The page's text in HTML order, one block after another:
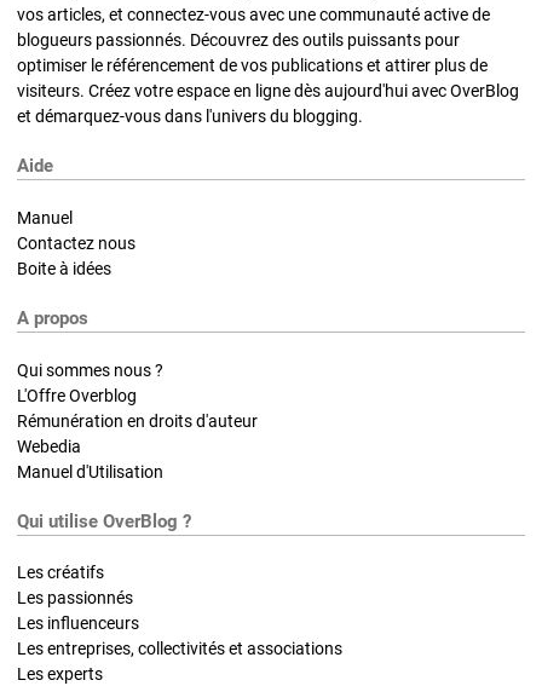
vos articles, et connectez-vous avec une communauté active de
blogueurs passionnés. Découvrez des outils puissants pour
optimiser le référencement de vos publications et attirer plus de
visiteurs. Créez votre espace en ligne dès aujourd'hui avec OverBlog
et démarquez-vous dans l'univers du blogging.
Aide
Manuel
Contactez nous
Boite à idées
A propos
Qui sommes nous ?
L'Offre Overblog
Rémunération en droits d'auteur
Webedia
Manuel d'Utilisation
Qui utilise OverBlog ?
Les créatifs
Les passionnés
Les influenceurs
Les entreprises, collectivités et associations
Les experts